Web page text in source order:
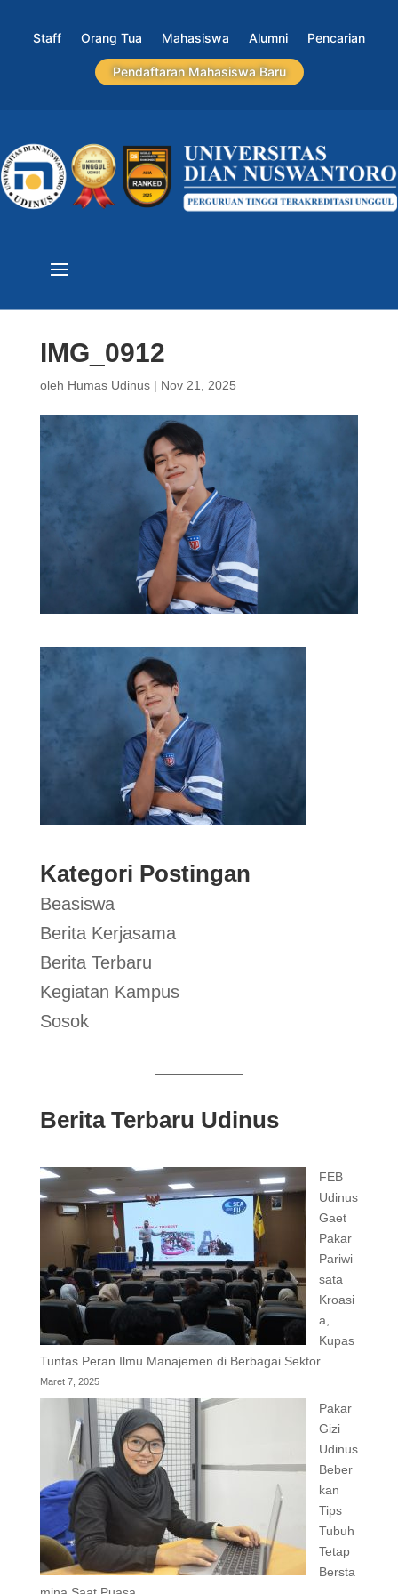
Staff Orang Tua Mahasiswa Alumni Pencarian
Pendaftaran Mahasiswa Baru
IMG_0912
oleh Humas Udinus| Nov 21, 2025
Kategori Postingan
Beasiswa
Berita Kerjasama
Berita Terbaru
Kegiatan Kampus
Sosok
Berita Terbaru Udinus
FEB
Udinus
Gaet
Pakar
Pariwi
sata
Kroasi
a,
Kupas
Tuntas Peran Ilmu Manajemen di Berbagai Sektor
Maret 7, 2025
Pakar
Gizi
Udinus
Beber
kan
Tips
Tubuh
Tetap
Bersta